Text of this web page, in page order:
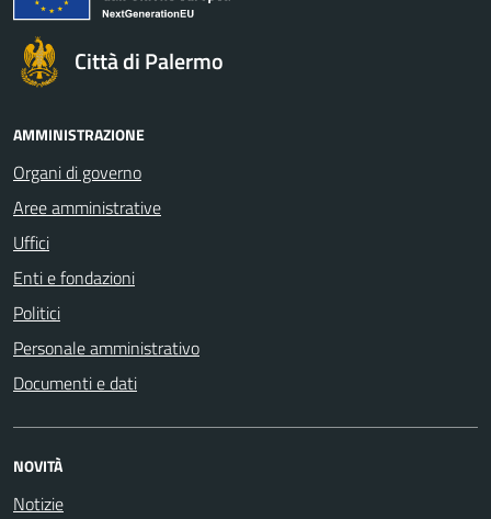
Città di Palermo
AMMINISTRAZIONE
Organi di governo
Aree amministrative
Uffici
Enti e fondazioni
Politici
Personale amministrativo
Documenti e dati
NOVITÀ
Notizie